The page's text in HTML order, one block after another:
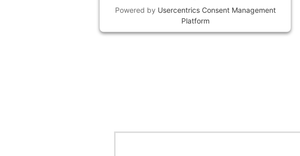
Powered by Usercentrics Consent Management
Platform